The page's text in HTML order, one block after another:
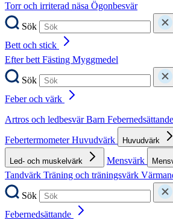
Torr och irriterad näsa Ögonbesvär
Sök
Bett och stick
Efter bettFästing Myggmedel
Sök
Feber och värk
Artros och ledbesvärBarn Febernedsättande
FebertermometerHuvudvärk Huvudvärk
Led- och muskelvärk Mensvärk
Tandvärk Träning och träningsvärk
Sök
Febernedsättande